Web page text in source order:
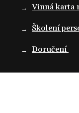
Vinná karta
Školení
Doručení